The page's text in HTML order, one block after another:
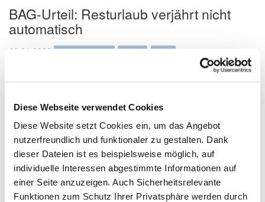
Diese Webseite verwendet Cookies
Diese Website setzt Cookies ein, um das Angebot
nutzerfreundlich und funktionaler zu gestalten. Dank
dieser Dateien ist es beispielsweise möglich, auf
individuelle Interessen abgestimmte Informationen auf
einer Seite anzuzeigen. Auch Sicherheitsrelevante
Funktionen zum Schutz Ihrer Privatsphäre werden durch
BAG-Urteil: Resturlaub verjährt nicht
automatisch
02.01.2023 News-Kategorien Presse Recht
Mitarbeiter künftig rechtzeitig auffordern, den Urlaub zu
hat das Bundesarbeitsgericht kürzlich entschieden. Konkret
ging es um zwei Fälle. Im ersten hatte eine Arbeitnehmerin
über Jahre hinweg wegen hoher Arbeitsbelastung 101
Urlaubstage angesammelt. Im zweiten hatte eine Angestellte
wegen längerer Krankheit nur einen Teil ihres Urlaubs
nehmen können.